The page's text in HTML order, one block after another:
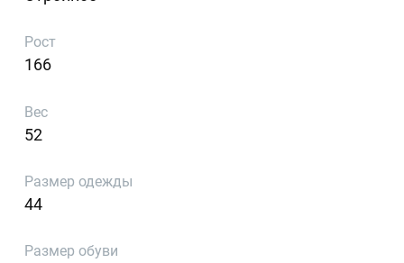
Рост
166
Вес
52
Размер одежды
44
Размер обуви